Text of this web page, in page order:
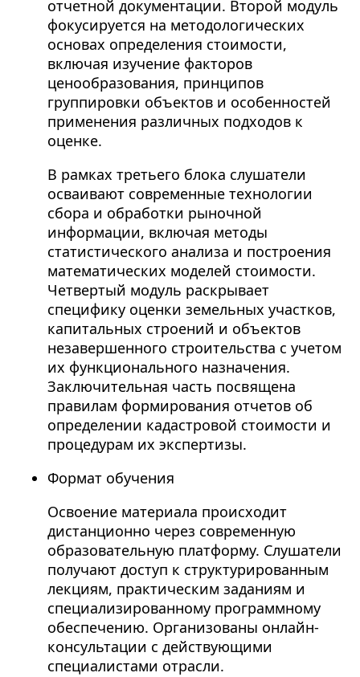
отчетной документации. Второй модуль
фокусируется на методологических
основах определения стоимости,
включая изучение факторов
ценообразования, принципов
группировки объектов и особенностей
применения различных подходов к
оценке.
В рамках третьего блока слушатели
осваивают современные технологии
сбора и обработки рыночной
информации, включая методы
статистического анализа и построения
математических моделей стоимости.
Четвертый модуль раскрывает
специфику оценки земельных участков,
капитальных строений и объектов
незавершенного строительства с учетом
их функционального назначения.
Заключительная часть посвящена
правилам формирования отчетов об
определении кадастровой стоимости и
процедурам их экспертизы.
Формат обучения
Освоение материала происходит
дистанционно через современную
образовательную платформу. Слушатели
получают доступ к структурированным
лекциям, практическим заданиям и
специализированному программному
обеспечению. Организованы онлайн-
консультации с действующими
специалистами отрасли.